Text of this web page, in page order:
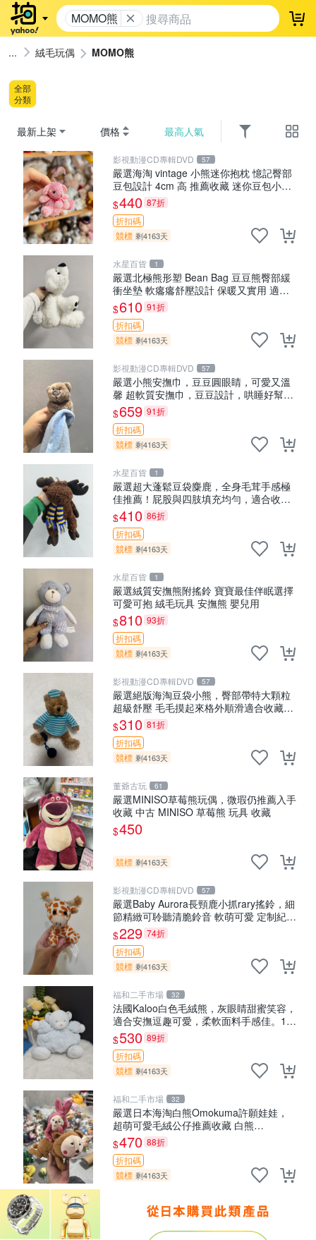
MOMO熊 登
絨毛玩偶 MOMO熊
全部
分類
最新上架 價格 最高人氣
影視動漫CD專輯DVD 57
嚴選海淘 vintage 小熊迷你抱枕 憶記臀部
豆包設計 4cm 高 推薦收藏 迷你豆包小
熊、高臀部、豆袋抱枕
$440 87折
折扣碼
競標 剩4163天
水星百貨 1
嚴選北極熊形塑 Bean Bag 豆豆熊臀部緩
衝坐墊 軟癟癟舒壓設計 保暖又實用 適合
久坐放松 推薦居家使用 RUSS系列 豆豆熊
屁屁坐墊 3D顆粒結構
$610 91折
折扣碼
競標 剩4163天
影視動漫CD專輯DVD 57
嚴選小熊安撫巾，豆豆圓眼睛，可愛又溫
馨 超軟質安撫巾，豆豆設計，哄睡好幫手
約克豆豆眼安撫巾 數碼豆豆眼
$659 91折
折扣碼
競標 剩4163天
水星百貨 1
嚴選超大蓬鬆豆袋麋鹿，全身毛茸手感極
佳推薦！屁股與四肢填充均勻，適合收藏
與孩童共賞。 麋鹿 豆袋 毛茸玩具
$410 86折
折扣碼
競標 剩4163天
水星百貨 1
嚴選絨質安撫熊附搖鈴 寶寶最佳伴眠選擇
可愛可抱 絨毛玩具 安撫熊 嬰兒用
$810 93折
折扣碼
競標 剩4163天
影視動漫CD專輯DVD 57
嚴選絕版海淘豆袋小熊，臀部帶特大顆粒
超級舒壓 毛毛摸起來格外順滑適合收藏
100%棉質 豆袋枕 豆袋、抱枕、小熊
$310 81折
折扣碼
競標 剩4163天
董爺古玩 61
嚴選MINISO草莓熊玩偶，微瑕仍推薦入手
收藏 中古 MINISO 草莓熊 玩具 收藏
$450
競標 剩4163天
影視動漫CD專輯DVD 57
嚴選Baby Aurora長頸鹿小抓rary搖鈴，細
節精緻可聆聽清脆鈴音 軟萌可愛 定制紀念
金屬搖鈴 新手媽咪推薦 長頸鹿 抓rary 搖
鈴
$229 74折
折扣碼
競標 剩4163天
福和二手市場 32
法國Kaloo白色毛絨熊，灰眼睛甜蜜笑容，
適合安撫逗趣可愛，柔軟面料手感佳。14
白色安撫熊 毛絨玩具 寶寶逗樂具
$530 89折
折扣碼
競標 剩4163天
福和二手市場 32
嚴選日本海淘白熊Omokuma許願娃娃，
超萌可愛毛絨公仔推薦收藏 白熊
Omokuma 毛絨玩具 偽裝娃娃 玩具擺飾
$470 88折
折扣碼
競標 剩4163天